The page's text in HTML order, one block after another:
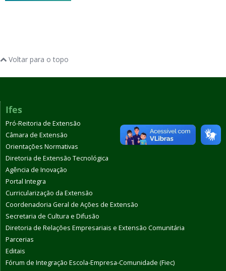
Voltar para o topo
Ifes
Pró-Reitoria de Extensão
Câmara de Extensão
Orientações Normativas
Diretoria de Extensão Tecnológica
Agência de Inovação
Portal Integra
Curricularização da Extensão
Coordenadoria Geral de Ações de Extensão
Secretaria de Cultura e Difusão
Diretoria de Relações Empresariais e Extensão Comunitária
Parcerias
Editais
Fórum de Integração Escola-Empresa-Comunidade (Fiec)